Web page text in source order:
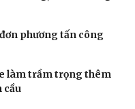
ma túy xuyên biên
có quân đội mạnh
đông, ưu tiên tăng